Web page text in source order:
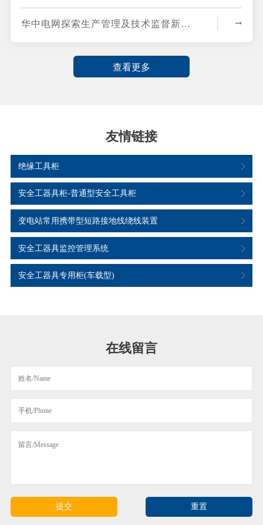
华中电网探索生产管理及技术监督新路径
查看更多
友情链接
绝缘工具柜
安全工器具柜-普通型安全工具柜
变电站常用携带型短路接地线绕线装置
安全工器具监控管理系统
安全工器具专用柜(车载型)
在线留言